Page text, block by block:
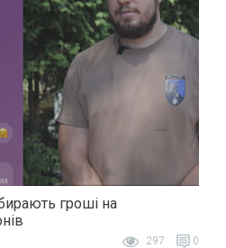
гроші на
297 0